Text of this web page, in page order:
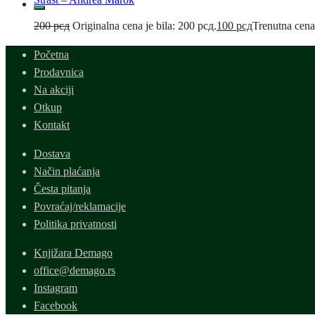
200рсд Originalna cena je bila: 200 рсд.100 рсдTrenutna
Početna
Prodavnica
Na akciji
Otkup
Kontakt
Dostava
Način plaćanja
Česta pitanja
Povraćaj/reklamacije
Politika privatnosti
Knjižara Demago
office@demago.rs
Instagram
Facebook